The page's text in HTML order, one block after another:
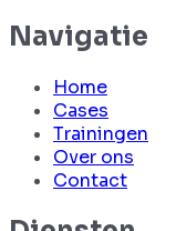
Navigatie
Home
Cases
Trainingen
Over ons
Contact